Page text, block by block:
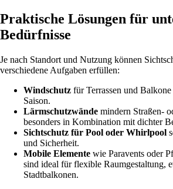
Praktische Lösungen für
Bedürfnisse
Je nach Standort und Nutzung können
verschiedene Aufgaben erfüllen:
Windschutz für Terrassen und
Saison.
Lärmschutzwände mindern Straßen-
besonders in Kombination mit dichter
Sichtschutz für Pool oder Whirlpool
und Sicherheit.
Mobile Elemente wie Paravents oder
sind ideal für flexible Raumgestaltung,
Stadtbalkonen.